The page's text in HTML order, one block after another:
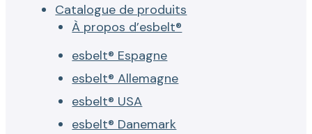
Catalogue de produits
À propos d’esbelt®
esbelt® Espagne
esbelt® Allemagne
esbelt® USA
esbelt® Danemark